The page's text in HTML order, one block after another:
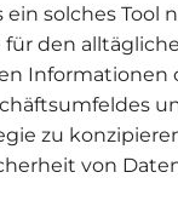
solches
den
Informationen
zu
von